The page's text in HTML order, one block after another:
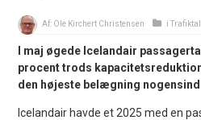
Af: Ole Kirchert Christensen iTrafiktal
I maj øgede Icelandair
procent trods
den højeste belægning
Icelandair havde et 2025 med en